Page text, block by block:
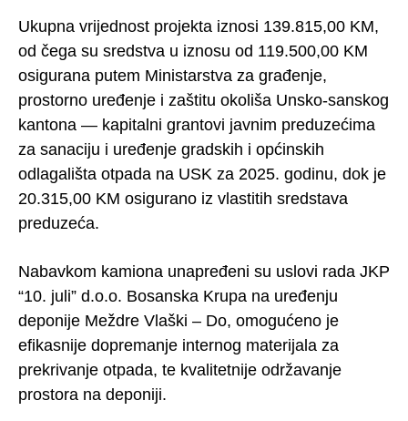
Ukupna vrijednost projekta iznosi 139.815,00 KM,
od čega su sredstva u iznosu od 119.500,00 KM
osigurana putem Ministarstva za građenje,
prostorno uređenje i zaštitu okoliša Unsko-sanskog
kantona — kapitalni grantovi javnim preduzećima
za sanaciju i uređenje gradskih i općinskih
odlagališta otpada na USK za 2025. godinu, dok je
20.315,00 KM osigurano iz vlastitih sredstava
preduzeća.
Nabavkom kamiona unapređeni su uslovi rada JKP
“10. juli” d.o.o. Bosanska Krupa na uređenju
deponije Meždre Vlaški – Do, omogućeno je
efikasnije dopremanje internog materijala za
prekrivanje otpada, te kvalitetnije održavanje
prostora na deponiji.